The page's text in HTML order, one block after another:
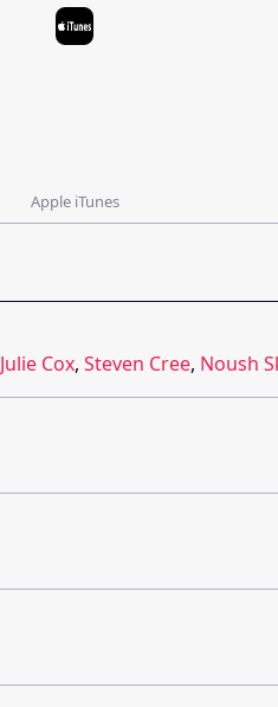
Apple iTunes
Julie Cox, Steven Cree, Noush